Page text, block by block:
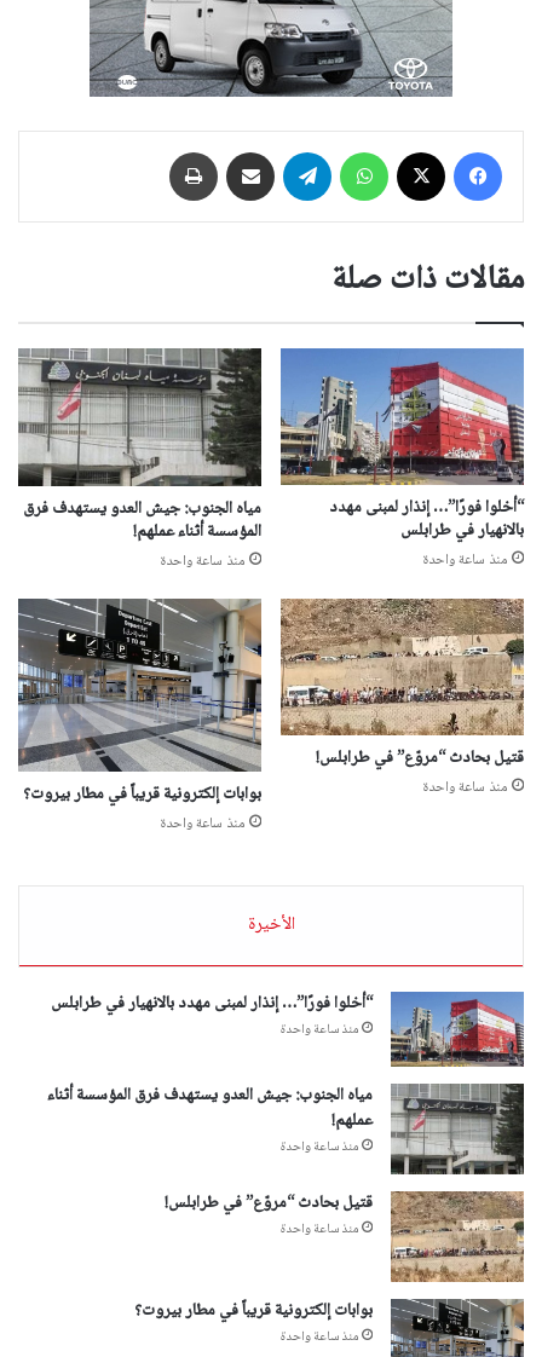
فيسبوك واتساب تيلقرام مشاركة عبر البريد
مقالات ذات صلة
“أخلوا فورًا”… إنذار لمبنى مهدد
بالانهيار في طرابلس
منذ ساعة واحدة
مياه الجنوب: جيش العدو يستهدف فرق
المؤسسة أثناء عملهم!
منذ ساعة واحدة
قتيل بحادث “مروّع” في طرابلس!
منذ ساعة واحدة بوابات إلكترونية قريباً في مطار بيروت؟
منذ ساعة واحدة
الأخيرة
“أخلوا فورًا”… إنذار لمبنى مهدد بالانهيار في طرابلس
منذ ساعة واحدة
مياه الجنوب: جيش العدو يستهدف فرق المؤسسة أثناء
عملهم!
منذ ساعة واحدة
قتيل بحادث “مروّع” في طرابلس!
منذ ساعة واحدة
بوابات إلكترونية قريباً في مطار بيروت؟
منذ ساعة واحدة